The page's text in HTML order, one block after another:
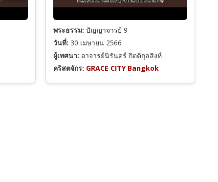
พระธรรม: ปัญญาจารย์ 9
วันที่: 30 เมษายน 2566
ผู้เทศนา: อาจารย์นิรันดร์ กิตติกุลสิงห์
คริสตจักร: GRACE CITY Bangkok